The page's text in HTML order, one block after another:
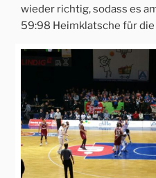
wieder richtig, sodass es
59:98 Heimklatsche für